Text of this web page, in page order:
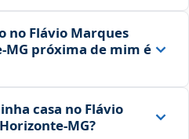
no Flávio Marques
próxima de mim é
casa no Flávio